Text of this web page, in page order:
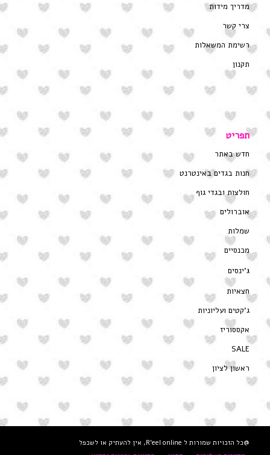
מדריך מידות
צרי קשר
רשימת המשאלות
תקנון
תפריט
חדש באתר
חנות בגדים באינטרנט
חולצות ובגדי גוף
אוברולים
שמלות
מכנסיים
ג’ינסים
חצאיות
ג’קטים ועליוניות
אקססוריז
SALE
ראשון לציון
@כל הזכויות שמורות ל R'eel online, אין להעתיק או לשכפל